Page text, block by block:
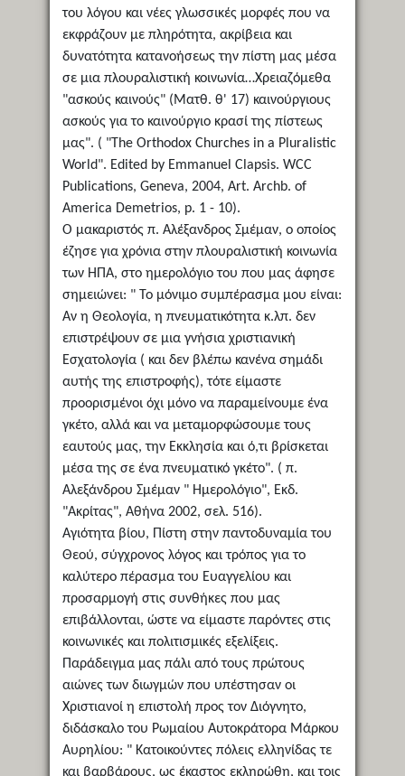
του λόγου και νέες γλωσσικές μορφές που να
εκφράζουν με πληρότητα, ακρίβεια και
δυνατότητα κατανοήσεως την πίστη μας μέσα
σε μια πλουραλιστική κοινωνία…Χρειαζόμεθα
"ασκούς καινούς" (Ματθ. θ' 17) καινούργιους
ασκούς για το καινούργιο κρασί της πίστεως
μας". ( "The Orthodox Churches in a Pluralistic
World". Edited by Emmanuel Clapsis. WCC
Publications, Geneva, 2004, Art. Archb. of
America Demetrios, p. 1 - 10).
Ο μακαριστός π. Αλέξανδρος Σμέμαν, ο οποίος
έζησε για χρόνια στην πλουραλιστική κοινωνία
των ΗΠΑ, στο ημερολόγιο του που μας άφησε
σημειώνει: " Το μόνιμο συμπέρασμα μου είναι:
Αν η Θεολογία, η πνευματικότητα κ.λπ. δεν
επιστρέψουν σε μια γνήσια χριστιανική
Εσχατολογία ( και δεν βλέπω κανένα σημάδι
αυτής της επιστροφής), τότε είμαστε
προορισμένοι όχι μόνο να παραμείνουμε ένα
γκέτο, αλλά και να μεταμορφώσουμε τους
εαυτούς μας, την Εκκλησία και ό,τι βρίσκεται
μέσα της σε ένα πνευματικό γκέτο". ( π.
Αλεξάνδρου Σμέμαν " Ημερολόγιο", Εκδ.
"Ακρίτας", Αθήνα 2002, σελ. 516).
Αγιότητα βίου, Πίστη στην παντοδυναμία του
Θεού, σύγχρονος λόγος και τρόπος για το
καλύτερο πέρασμα του Ευαγγελίου και
προσαρμογή στις συνθήκες που μας
επιβάλλονται, ώστε να είμαστε παρόντες στις
κοινωνικές και πολιτισμικές εξελίξεις.
Παράδειγμα μας πάλι από τους πρώτους
αιώνες των διωγμών που υπέστησαν οι
Χριστιανοί η επιστολή προς τον Διόγνητο,
διδάσκαλο του Ρωμαίου Αυτοκράτορα Μάρκου
Αυρηλίου: " Κατοικούντες πόλεις ελληνίδας τε
και βαρβάρους, ως έκαστος εκληρώθη, και τοις